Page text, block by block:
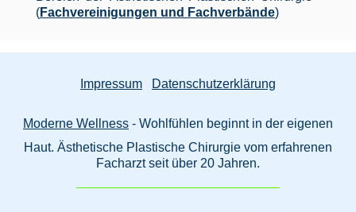
(Fachvereinigungen und Fachverbände)
Impressum Datenschutzerklärung
Moderne Wellness - Wohlfühlen beginnt in der eigenen
Haut. Ästhetische Plastische Chirurgie vom erfahrenen
Facharzt seit über 20 Jahren.